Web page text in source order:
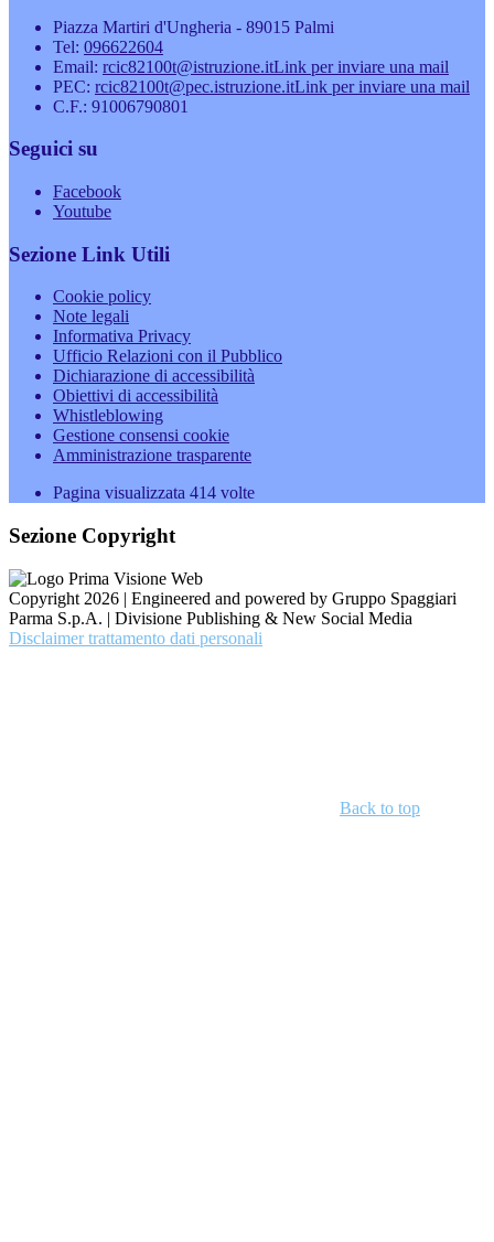
Piazza Martiri d'Ungheria - 89015 Palmi
Tel: 096622604
Email: rcic82100t@istruzione.itLink per inviare una mail
PEC: rcic82100t@pec.istruzione.itLink per inviare una mail
C.F.: 91006790801
Seguici su
Facebook
Youtube
Sezione Link Utili
Cookie policy
Note legali
Informativa Privacy
Ufficio Relazioni con il Pubblico
Dichiarazione di accessibilità
Obiettivi di accessibilità
Whistleblowing
Gestione consensi cookie
Amministrazione trasparente
Pagina visualizzata 414 volte
Sezione Copyright
Copyright 2026 | Engineered and powered by Gruppo Spaggiari
Parma S.p.A. | Divisione Publishing & New Social Media
Disclaimer trattamento dati personali
Back to top